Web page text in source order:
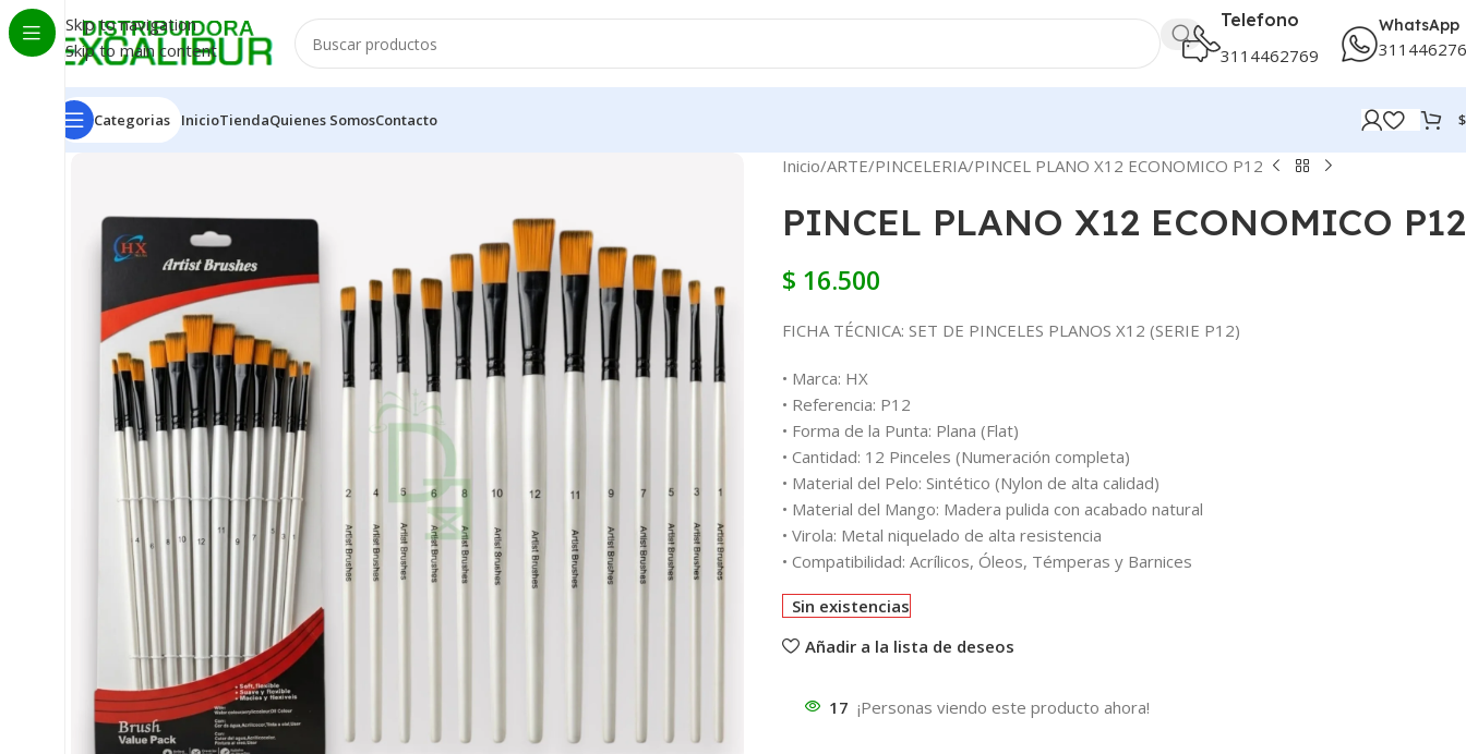
Skip to navigation
Skip to main content
Telefono
3114462769
WhatsApp
Categorias InicioTiendaQuienes SomosContacto $
Inicio ARTE PINCELERIA PINCEL PLANO X12 ECONOMICO P12
PINCEL PLANO X12 ECONOMICO P12
$ 16.500
FICHA TÉCNICA: SET DE PINCELES PLANOS X12 (SERIE P12)
• Marca: HX
• Referencia: P12
• Forma de la Punta: Plana (Flat)
• Cantidad: 12 Pinceles (Numeración completa)
• Material del Pelo: Sintético (Nylon de alta calidad)
• Material del Mango: Madera pulida con acabado natural
• Virola: Metal niquelado de alta resistencia
• Compatibilidad: Acrílicos, Óleos, Témperas y Barnices
Sin existencias
Añadir a la lista de deseos
17 ¡Personas viendo este producto ahora!